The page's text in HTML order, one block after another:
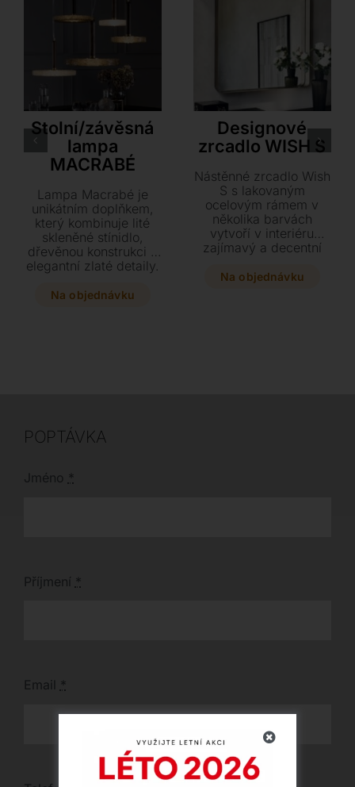
Tonin Casa
Stolní/závěsná
lampa
MACRABÉ
Lampa Macrabé je
unikátním doplňkem,
který kombinuje lité
skleněné stínidlo,
dřevěnou konstrukci a
elegantní zlaté detaily.
kousek můžete pořídit
Na objednávku
Cattelan Italia
Designové
zrcadlo WISH S
Nástěnné zrcadlo Wish
S s lakovaným
ocelovým rámem v
několika barvách
vytvoří v interiéru
zajímavý a decentní
různých velikostí a
Na objednávku
POPTÁVKA
Jméno *
Příjmení *
Email *